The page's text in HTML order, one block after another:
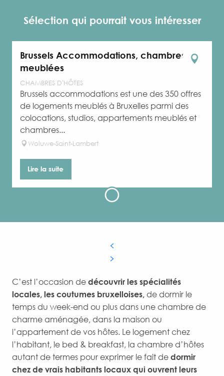
Sélection qui pourrait vous intéresser
Brussels Accommodations, chambres
meublées
CHAMBRES D'HÔTES
Brussels accommodations est une des 350 offres
de logements meublés à Bruxelles parmi des
colocations, studios, appartements meublés et
chambres...
Woluwe-Saint-Lambert
Lire la suite
C’est l’occasion de découvrir les spécialités
locales, les coutumes bruxelloises, de dormir le
temps du week-end ou plus dans une chambre de
charme aménagée, dans la maison ou
l’appartement de vos hôtes. Le logement chez
l’habitant, le bed & breakfast, la chambre d’hôtes
autant de termes pour exprimer le fait de dormir
chez de vrais habitants locaux qui ouvrent leurs